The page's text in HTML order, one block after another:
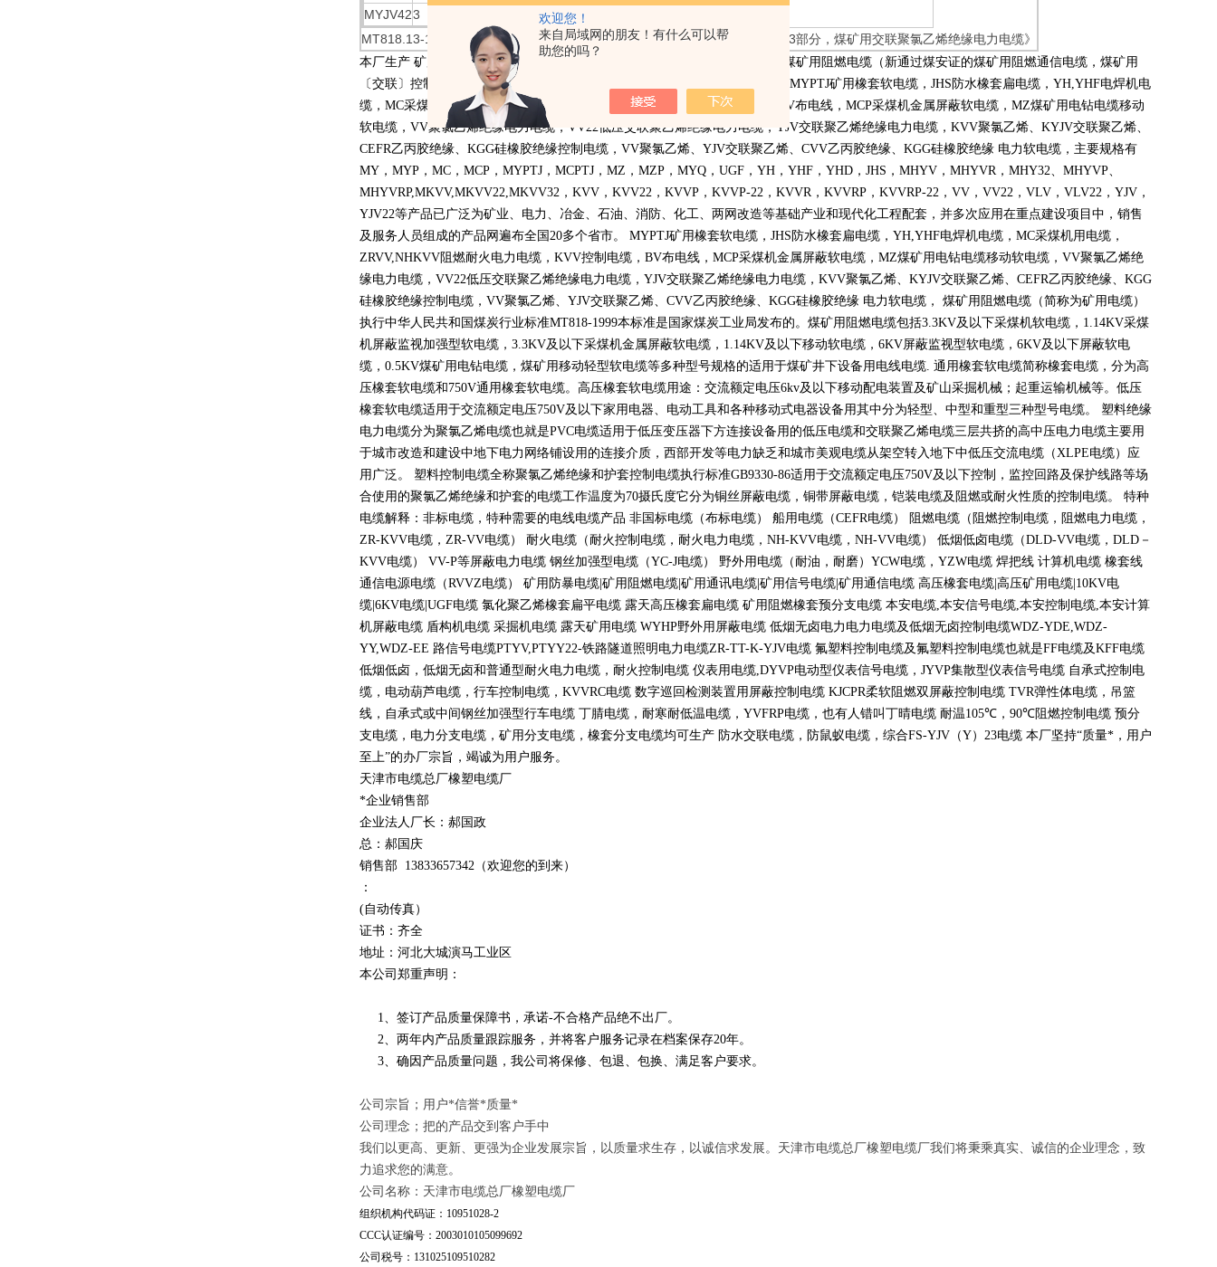
欢迎您！
来自局域网的朋友！有什么可以帮
助您的吗？
MYJV423 10～30025～300
MT818.13-1999《煤矿用额定电压10KV及以下铜芯固定敷设阻燃电力电缆第3部分，煤矿用交联聚氯乙烯绝缘电力电缆》
本厂生产 矿用电缆 橡套电缆 电力电缆 控制电缆 特种电缆本厂生产全系列的煤矿用阻燃电缆（新通过煤安证的煤矿用阻燃通信电缆，煤矿用
〔交联〕控制电缆，煤矿用〔交联〕电力电缆），
MYPTJ矿用橡套软电缆， JHS 防水橡套扁电缆， YH,YHF电焊机电
缆， MC采煤机用电缆， ZRVV,NHKVV 阻燃耐火电力电缆， KVV控制电缆， BV布电线， MCP采煤机金属屏蔽软电缆， MZ煤矿用电钻电缆移动
软电缆， VV聚氯乙烯绝缘电力电缆， VV22低压交联聚乙烯绝缘电力电缆， YJV交联聚乙烯绝缘电力电缆， KVV聚氯乙烯、 KYJV交联聚乙烯、
CEFR乙丙胶绝缘、 KGG硅橡胶绝缘控制电缆， VV聚氯乙烯、 YJV交联聚乙烯、 CVV乙丙胶绝缘、 KGG硅橡胶绝缘 电力软电缆，主要规格有
MY ， MYP ， MC ， MCP ， MYPTJ ， MCPTJ ， MZ ， MZP ， MYQ ， UGF ， YH ， YHF ， YHD ， JHS ， MHYV ， MHYVR， MHY32、 MHYVP、
MHYVRP,MKVV,MKVV22,MKVV32 ， KVV ， KVV22 ， KVVP ， KVVP-22 ， KVVR， KVVRP ， KVVRP-22 ， VV ， VV22 ， VLV ， VLV22 ， YJV ，
YJV22等产品已广泛为矿业、电力、冶金、石油、消防、化工、两网改造等基础产业和现代化工程配套，并多次应用在重点建设项目中，销售
及服务人员组成的产品网遍布全国 20多个省市。 MYPTJ矿用橡套软电缆， JHS 防水橡套扁电缆， YH,YHF电焊机电缆， MC采煤机用电缆，
ZRVV,NHKVV阻燃耐火电力电缆， KVV控制电缆， BV布电线， MCP采煤机金属屏蔽软电缆， MZ煤矿用电钻电缆移动软电缆， VV聚氯乙烯绝
缘电力电缆， VV22低压交联聚乙烯绝缘电力电缆， YJV交联聚乙烯绝缘电力电缆， KVV聚氯乙烯、 KYJV交联聚乙烯、 CEFR乙丙胶绝缘、 KGG
硅橡胶绝缘控制电缆， VV聚氯乙烯、 YJV交联聚乙烯、 CVV乙丙胶绝缘、 KGG硅橡胶绝缘 电力软电缆， 煤矿用阻燃电缆（简称为矿用电缆）
执行中华人民共和国煤炭行业标准MT818-1999本标准是国家煤炭工业局发布的。煤矿用阻燃电缆包括3.3KV及以下采煤机软电缆， 1.14KV采煤
机屏蔽监视加强型软电缆， 3.3KV及以下采煤机金属屏蔽软电缆， 1.14KV及以下移动软电缆， 6KV屏蔽监视型软电缆， 6KV及以下屏蔽软电
缆， 0.5KV煤矿用电钻电缆，煤矿用移动轻型软电缆等多种型号规格的适用于煤矿井下设备用电线电缆. 通用橡套软电缆简称橡套电缆，分为高
压橡套软电缆和 750V通用橡套软电缆。高压橡套软电缆用途：交流额定电压6kv及以下移动配电装置及矿山采掘机械；起重运输机械等。低压
橡套软电缆适用于交流额定电压750V及以下家用电器、电动工具和各种移动式电器设备用其中分为轻型、中型和重型三种型号电缆。 塑料绝缘
电力电缆分为聚氯乙烯电缆也就是PVC电缆适用于低压变压器下方连接设备用的低压电缆和交联聚乙烯电缆三层共挤的高中压电力电缆主要用
于城市改造和建设中地下电力网络铺设用的连接介质，西部开发等电力缺乏和城市美观电缆从架空转入地下中低压交流电缆（XLPE电缆）应
用广泛。 塑料控制电缆全称聚氯乙烯绝缘和护套控制电缆执行标准GB9330-86适用于交流额定电压750V及以下控制，监控回路及保护线路等场
合使用的聚氯乙烯绝缘和护套的电缆工作温度为70摄氏度它分为铜丝屏蔽电缆，铜带屏蔽电缆，铠装电缆及阻燃或耐火性质的控制电缆。 特种
电缆解释：非标电缆，特种需要的电线电缆产品 非国标电缆（布标电缆） 船用电缆（CEFR电缆） 阻燃电缆（阻燃控制电缆，阻燃电力电缆，
ZR-KVV电缆， ZR-VV电缆） 耐火电缆（耐火控制电缆，耐火电力电缆， NH-KVV电缆， NH-VV电缆） 低烟低卤电缆（DLD-VV电缆， DLD －
KVV电缆） VV-P等屏蔽电力电缆 钢丝加强型电缆（YC-J电缆） 野外用电缆（耐油，耐磨） YCW电缆， YZW电缆 焊把线 计算机电缆 橡套线
通信电源电缆（RVVZ电缆） 矿用防暴电缆 矿用阻燃电缆 矿用通讯电缆 矿用信号电缆 矿用通信电缆 高压橡套电缆 高压矿用电缆 |10KV电
缆 |6KV电缆 |UGF电缆 氯化聚乙烯橡套扁平电缆 露天高压橡套扁电缆 矿用阻燃橡套预分支电缆 本安电缆,本安信号电缆,本安控制电缆,本安计算
机屏蔽电缆 盾构机电缆 采掘机电缆 露天矿用电缆 WYHP野外用屏蔽电缆 低烟无卤电力电力电缆及低烟无卤控制电缆WDZ-YDE,WDZ-
YY,WDZ-EE 路信号电缆PTYV,PTYY22-铁路隧道照明电力电缆ZR-TT-K-YJV电缆 氟塑料控制电缆及氟塑料控制电缆也就是FF电缆及KFF电缆
低烟低卤，低烟无卤和普通型耐火电力电缆，耐火控制电缆 仪表用电缆,DYVP电动型仪表信号电缆， JYVP集散型仪表信号电缆 自承式控制电
缆，电动葫芦电缆，行车控制电缆， KVVRC电缆 数字巡回检测装置用屏蔽控制电缆 KJCPR柔软阻燃双屏蔽控制电缆 TVR弹性体电缆，吊篮
线，自承式或中间钢丝加强型行车电缆 丁腈电缆，耐寒耐低温电缆， YVFRP电缆，也有人错叫丁晴电缆 耐温105℃ ，90℃阻燃控制电缆 预分
支电缆，电力分支电缆，矿用分支电缆，橡套分支电缆均可生产 防水交联电缆，防鼠蚁电缆，综合FS-YJV （Y） 23电缆 本厂坚持“质量*，用户
至上”的办厂宗旨，竭诚为用户服务。
天津市电缆总厂橡塑电缆厂
*企业销售部
企业法人厂长：郝国政
总：郝国庆
销售部 13833657342 （欢迎您的到来）
：
(自动传真）
证书：齐全
地址：河北大城演马工业区
本公司郑重声明：
1、签订产品质量保障书，承诺-不合格产品绝不出厂。
2、两年内产品质量跟踪服务，并将客户服务记录在档案保存20年。
3、确因产品质量问题，我公司将保修、包退、包换、满足客户要求。
公司宗旨；用户*信誉*质量*
公司理念；把的产品交到客户手中
我们以更高、更新、更强为企业发展宗旨，以质量求生存，以诚信求发展。天津市电缆总厂橡塑电缆厂我们将秉乘真实、诚信的企业理念，致
力追求您的满意。
公司名称：天津市电缆总厂橡塑电缆厂
组织机构代码证：10951028-2
CCC认证编号：2003010105099692
公司税号：131025109510282